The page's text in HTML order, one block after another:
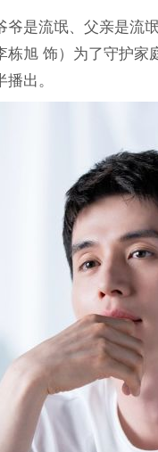
爷是流氓、父亲是流
栋旭 饰）为了守护家
出。